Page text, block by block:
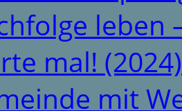
leben
mal! (2024)
mit